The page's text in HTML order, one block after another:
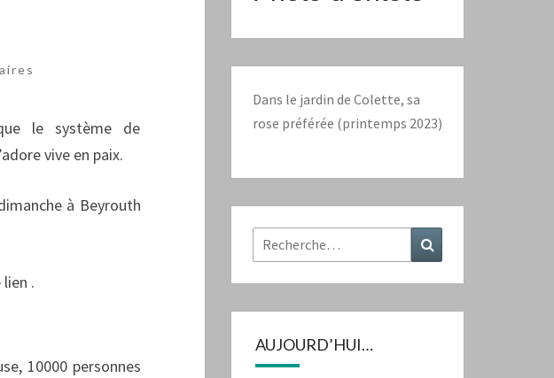
le système de
vive en paix.
à Beyrouth
.
10000 personnes
Dans le jardin de Colette, sa
rose préférée (printemps 2023)
Rechercher :
AUJOURD’HUI…